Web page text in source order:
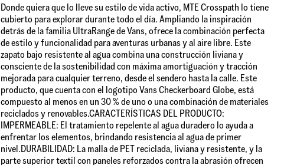
Donde quiera que lo lleve su estilo de vida activo, MTE Crosspath lo tiene
cubierto para explorar durante todo el día. Ampliando la inspiración
detrás de la familia UltraRange de Vans, ofrece la combinación perfecta
de estilo y funcionalidad para aventuras urbanas y al aire libre. Este
zapato bajo resistente al agua combina una construcción liviana y
consciente de la sostenibilidad con máxima amortiguación y tracción
mejorada para cualquier terreno, desde el sendero hasta la calle. Este
producto, que cuenta con el logotipo Vans Checkerboard Globe, está
compuesto al menos en un 30 % de uno o una combinación de materiales
reciclados y renovables.CARACTERÍSTICAS DEL PRODUCTO:
IMPERMEABLE: El tratamiento repelente al agua duradero lo ayuda a
enfrentar los elementos, brindando resistencia al agua de primer
nivel.DURABILIDAD: La malla de PET reciclada, liviana y resistente, y la
parte superior textil con paneles reforzados contra la abrasión ofrecen